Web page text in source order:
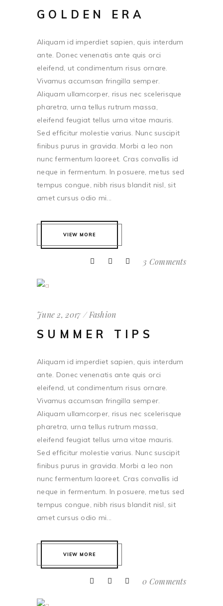
GOLDEN ERA
Aliquam id imperdiet sapien, quis interdum
ante. Donec venenatis ante quis orci
eleifend, ut condimentum risus ornare.
Vivamus accumsan fringilla semper.
Aliquam ullamcorper, risus nec scelerisque
pharetra, urna tellus rutrum massa,
eleifend feugiat tellus urna vitae mauris.
Sed efficitur molestie varius. Nunc suscipit
finibus purus in gravida. Morbi a leo non
nunc fermentum laoreet. Cras convallis id
neque in fermentum. In posuere, metus sed
tempus congue, nibh risus blandit nisl, sit
amet cursus odio mi...
VIEW MORE
3 Comments
June 2, 2017 Fashion
SUMMER TIPS
Aliquam id imperdiet sapien, quis interdum
ante. Donec venenatis ante quis orci
eleifend, ut condimentum risus ornare.
Vivamus accumsan fringilla semper.
Aliquam ullamcorper, risus nec scelerisque
pharetra, urna tellus rutrum massa,
eleifend feugiat tellus urna vitae mauris.
Sed efficitur molestie varius. Nunc suscipit
finibus purus in gravida. Morbi a leo non
nunc fermentum laoreet. Cras convallis id
neque in fermentum. In posuere, metus sed
tempus congue, nibh risus blandit nisl, sit
amet cursus odio mi...
VIEW MORE
0 Comments